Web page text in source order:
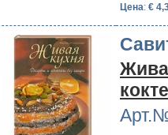
Цена: €